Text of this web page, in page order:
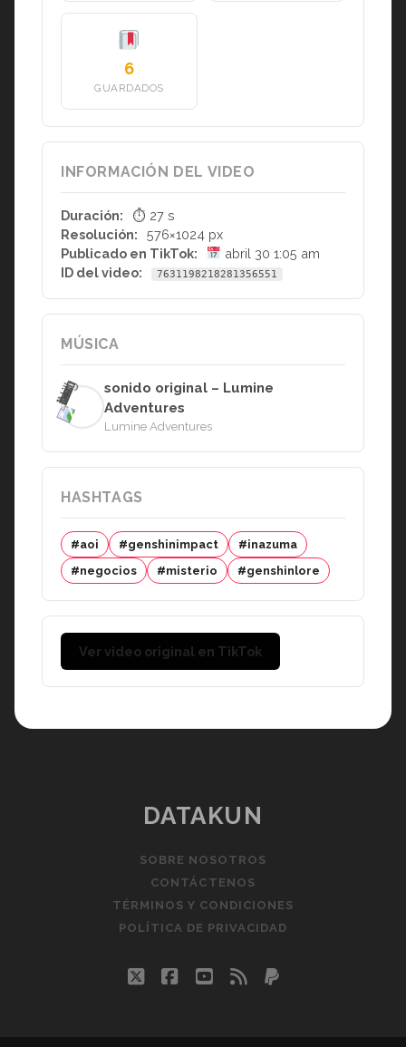
6
GUARDADOS
INFORMACIÓN DEL VIDEO
Duración:
⏱ 27 s
Resolución:
576×1024 px
Publicado en TikTok:
abril 30 1:05 am
ID del video:
7631198218281356551
MÚSICA
sonido original – Lumine
Adventures
Lumine Adventures
HASHTAGS
#aoi #genshinimpact
#inazuma
#negocios
#misterio #genshinlore
Ver video original en TikTok
DATAKUN
SOBRE NOSOTROS
CONTÁCTENOS
TÉRMINOS Y CONDICIONES
POLÍTICA DE PRIVACIDAD
twitterfacebook
youtube
rss paypal